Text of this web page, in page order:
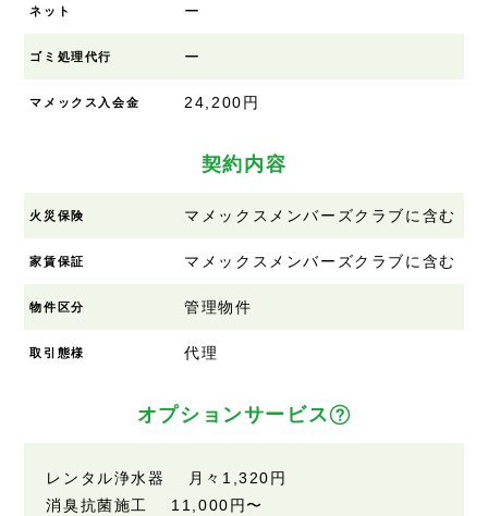
ネット ー
ゴミ処理代行 ー
マメックス入会金 24,200円
契約内容
火災保険 マメックスメンバーズクラブに含む
家賃保証 マメックスメンバーズクラブに含む
物件区分 管理物件
取引態様 代理
オプションサービス
レンタル浄水器 月々1,320円
消臭抗菌施工 11,000円〜